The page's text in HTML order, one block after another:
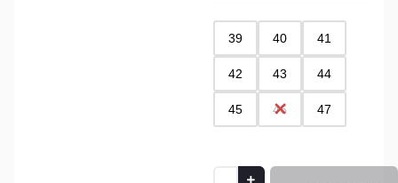
39 40 41
42 43 44
45 46 47